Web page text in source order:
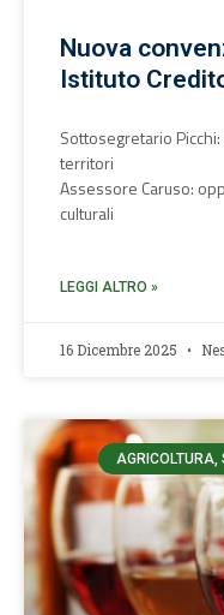
Nuova
Istituto
Sottosegretario
territori
Assessore Caruso:
culturali
LEGGI ALTRO »
16 Dicembre 2025
AGRICOLTURA,